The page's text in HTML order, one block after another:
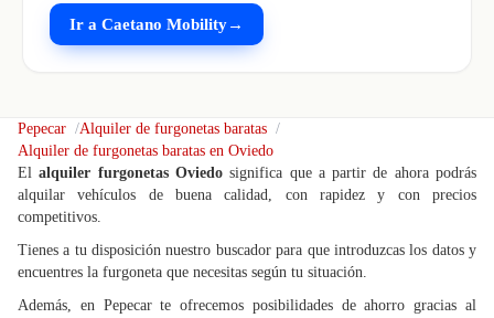
Ir a Caetano Mobility→
Pepecar
Alquiler de furgonetas baratas
Alquiler de furgonetas baratas en Oviedo
Elalquiler furgonetas Oviedosignifica que a partir de ahora podrás
alquilar vehículos de buena calidad, con rapidez y con precios
competitivos.
Tienes a tu disposición nuestro buscador para que introduzcas los datos y
encuentres la furgoneta que necesitas según tu situación.
Además, en Pepecar te ofrecemos posibilidades de ahorro gracias al